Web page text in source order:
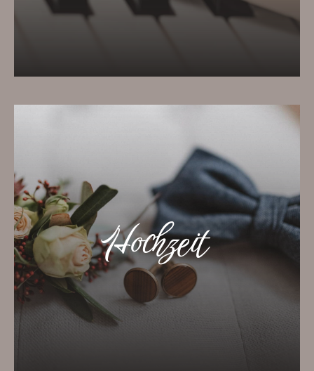
Hochzeit
Hochzeit mit historischem
Charme
Max. 150 Per­so­n­en (runde 8er-Tische)
Gestal­tungs­freier Bere­ich mit deko­ra­tiv­
en Elementen
3000 m² Indoor- & Outdoorfläche